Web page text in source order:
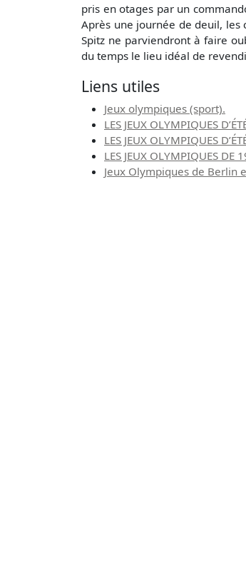
pris en otages par un
Après une journée de deuil,
Spitz ne parviendront à faire
du temps le lieu idéal de
Liens utiles
Jeux olympiques (sport).
LES JEUX OLYMPIQUES
LES JEUX OLYMPIQUES
LES JEUX OLYMPIQUES DE
Jeux Olympiques de Berlin